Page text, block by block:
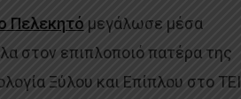
Πελεκητό μεγάλωσε μέσα
στον επιπλοποιό πατέρα της
Ξύλου και Επίπλου στο ΤΕΙ